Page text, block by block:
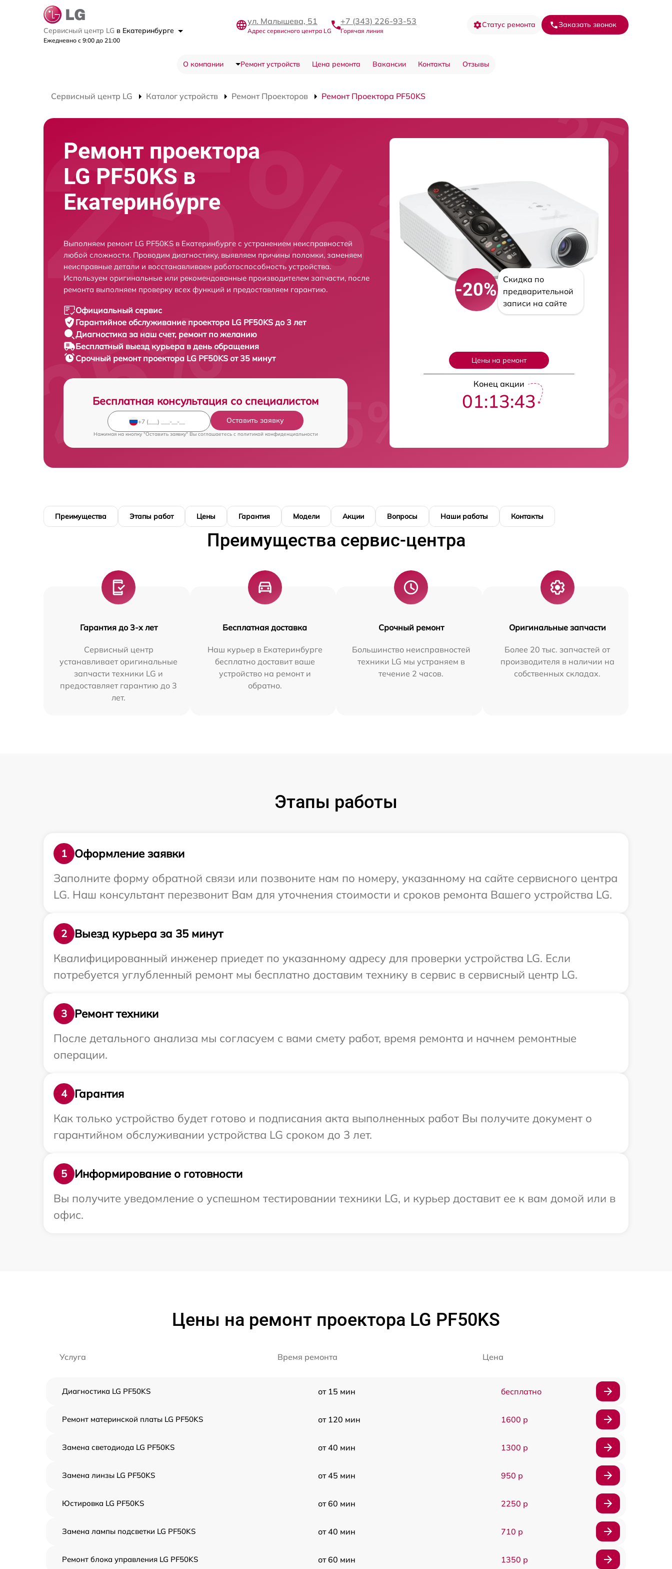
Сервисный центр LG в Екатеринбурге
Ежедневно с 9:00 до 21:00
ул. Малышева, 51
Адрес сервисного центра LG
+7 (343) 226-93-53
Горячая линия
Статус ремонта Заказать звонок
О компании Ремонт устройств Цена ремонта Вакансии Контакты Отзывы
Сервисный центр LG Каталог устройств Ремонт Проекторов Ремонт Проектора PF50KS
Ремонт проектора
LG PF50KS в
Екатеринбурге
Выполняем ремонт LG PF50KS в Екатеринбурге с устранением неисправностей
любой сложности. Проводим диагностику, выявляем причины поломки, заменяем
неисправные детали и восстанавливаем работоспособность устройства.
Используем оригинальные или рекомендованные производителем запчасти, после
ремонта выполняем проверку всех функций и предоставляем гарантию.
Официальный сервис
Гарантийное обслуживание проектора LG PF50KS до 3 лет
Диагностика за наш счет, ремонт по желанию
Бесплатный выезд курьера в день обращения
Срочный ремонт проектора LG PF50KS от 35 минут
Бесплатная консультация со специалистом
Оставить заявку
Нажимая на кнопку "Оставить заявку" Вы соглашаетесь c политикой конфиденциальности
-20%
Скидка по
предварительной
записи на сайте
Цены на ремонт
Конец акции
01:13:42
Преимущества Этапы работ Цены Гарантия Модели Акции Вопросы Наши работы Контакты
Преимущества сервис-центра
Гарантия до 3-х лет
Сервисный центр
устанавливает оригинальные
запчасти техники LG и
предоставляет гарантию до 3
лет.
Бесплатная доставка
Наш курьер в Екатеринбурге
бесплатно доставит ваше
устройство на ремонт и
обратно.
Срочный ремонт
Большинство неисправностей
техники LG мы устраняем в
течение 2 часов.
Оригинальные запчасти
Более 20 тыс. запчастей от
производителя в наличии на
собственных складах.
Этапы работы
1
Оформление заявки
Заполните форму обратной связи или позвоните нам по номеру, указанному на сайте сервисного центра
LG. Наш консультант перезвонит Вам для уточнения стоимости и сроков ремонта Вашего устройства LG.
2
Выезд курьера за 35 минут
Квалифицированный инженер приедет по указанному адресу для проверки устройства LG. Если
потребуется углубленный ремонт мы бесплатно доставим технику в сервис в сервисный центр LG.
3
Ремонт техники
После детального анализа мы согласуем с вами смету работ, время ремонта и начнем ремонтные
операции.
4
Гарантия
Как только устройство будет готово и подписания акта выполненных работ Вы получите документ о
гарантийном обслуживании устройства LG сроком до 3 лет.
5
Информирование о готовности
Вы получите уведомление о успешном тестировании техники LG, и курьер доставит ее к вам домой или в
офис.
Цены на ремонт проектора LG PF50KS
Услуга Время ремонта Цена
Диагностика LG PF50KS от 15 мин бесплатно
Ремонт материнской платы LG PF50KS от 120 мин 1600 р
Замена светодиода LG PF50KS от 40 мин 1300 р
Замена линзы LG PF50KS от 45 мин 950 р
Юстировка LG PF50KS от 60 мин 2250 р
Замена лампы подсветки LG PF50KS от 40 мин 710 р
Ремонт блока управления LG PF50KS от 60 мин 1350 р